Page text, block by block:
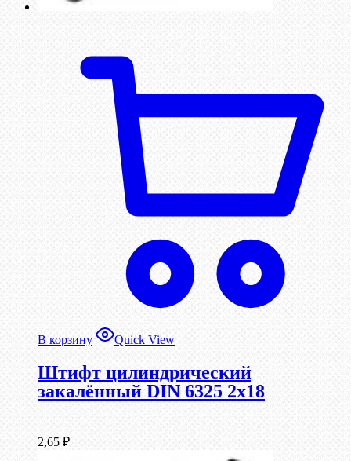
В корзину Quick View
Штифт цилиндрический
закалённый DIN 6325 2х18
2,65 ₽